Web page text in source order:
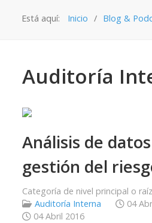
Está aquí: Inicio Blog &
Auditoría
Análisis de
gestión del
Categoría de nivel principal o
Auditoría Interna
04
04 Abril 2016